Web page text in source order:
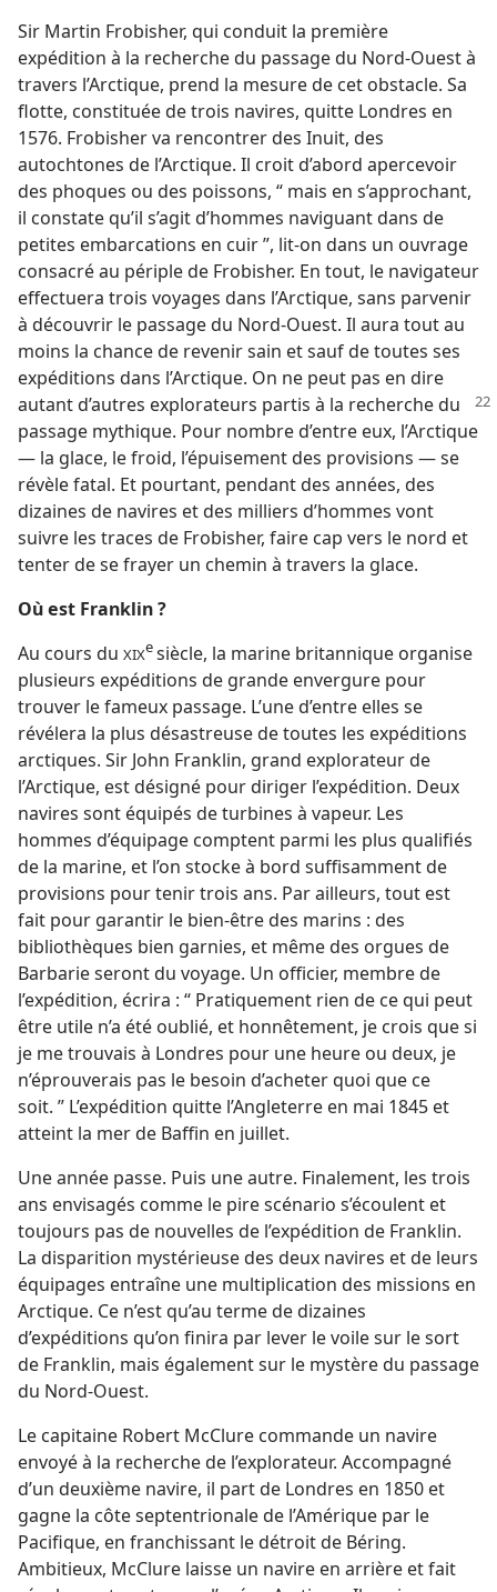
Sir Martin Frobisher, qui conduit la première
expédition à la recherche du passage du Nord-Ouest à
travers l’Arctique, prend la mesure de cet obstacle. Sa
flotte, constituée de trois navires, quitte Londres en
1576. Frobisher va rencontrer des Inuit, des
autochtones de l’Arctique. Il croit d’abord apercevoir
des phoques ou des poissons, “ mais en s’approchant,
il constate qu’il s’agit d’hommes naviguant dans de
petites embarcations en cuir ”, lit-​on dans un ouvrage
consacré au périple de Frobisher. En tout, le navigateur
effectuera trois voyages dans l’Arctique, sans parvenir
à découvrir le passage du Nord-Ouest. Il aura tout au
moins la chance de revenir sain et sauf de toutes ses
expéditions dans l’Arctique. On ne peut pas en dire
autant d’autres explorateurs partis à la recherchedu
passage mythique. Pour nombre d’entre eux, l’Arctique
— la glace, le froid, l’épuisement des provisions — se
révèle fatal. Et pourtant, pendant des années, des
dizaines de navires et des milliers d’hommes vont
suivre les traces de Frobisher, faire cap vers le nord et
tenter de se frayer un chemin à travers la glace.
Où est Franklin ?
Au cours du XIXesiècle, la marine britannique organise
plusieurs expéditions de grande envergure pour
trouver le fameux passage. L’une d’entre elles se
révélera la plus désastreuse de toutes les expéditions
arctiques. Sir John Franklin, grand explorateur de
l’Arctique, est désigné pour diriger l’expédition. Deux
navires sont équipés de turbines à vapeur. Les
hommes d’équipage comptent parmi les plus qualifiés
de la marine, et l’on stocke à bord suffisamment de
provisions pour tenir trois ans. Par ailleurs, tout est
fait pour garantir le bien-être des marins : des
bibliothèques bien garnies, et même des orgues de
Barbarie seront du voyage. Un officier, membre de
l’expédition, écrira : “ Pratiquement rien de ce qui peut
être utile n’a été oublié, et honnêtement, je crois que si
je me trouvais à Londres pour une heure ou deux, je
n’éprouverais pas le besoin d’acheter quoi que ce
soit. ” L’expédition quitte l’Angleterre en mai 1845 et
atteint la mer de Baffin en juillet.
Une année passe. Puis une autre. Finalement, les trois
ans envisagés comme le pire scénario s’écoulent et
toujours pas de nouvelles de l’expédition de Franklin.
La disparition mystérieuse des deux navires et de leurs
équipages entraîne une multiplication des missions en
Arctique. Ce n’est qu’au terme de dizaines
d’expéditions qu’on finira par lever le voile sur le sort
de Franklin, mais également sur le mystère du passage
du Nord-Ouest.
Le capitaine Robert McClure commande un navire
envoyé à la recherche de l’explorateur. Accompagné
d’un deuxième navire, il part de Londres en 1850 et
gagne la côte septentrionale de l’Amérique par le
Pacifique, en franchissant le détroit de Béring.
Ambitieux, McClure laisse un navire en arrière et fait